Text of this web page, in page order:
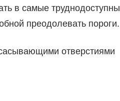
в самые
преодолевать пороги.
отверстиями